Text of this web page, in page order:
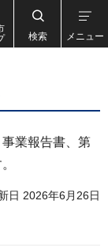
検索 メニュー
業報告書、第
日 2026年6月26日